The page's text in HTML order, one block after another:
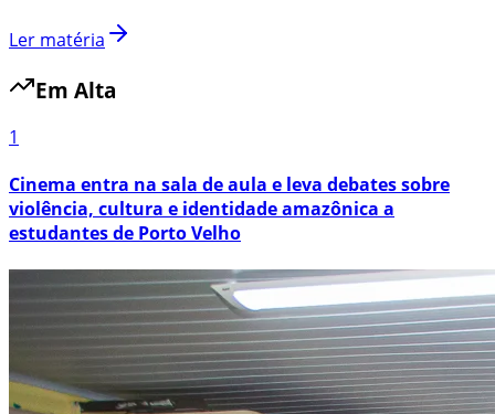
Ler matéria
Em Alta
1
Cinema entra na sala de aula e leva debates sobre
violência, cultura e identidade amazônica a
estudantes de Porto Velho